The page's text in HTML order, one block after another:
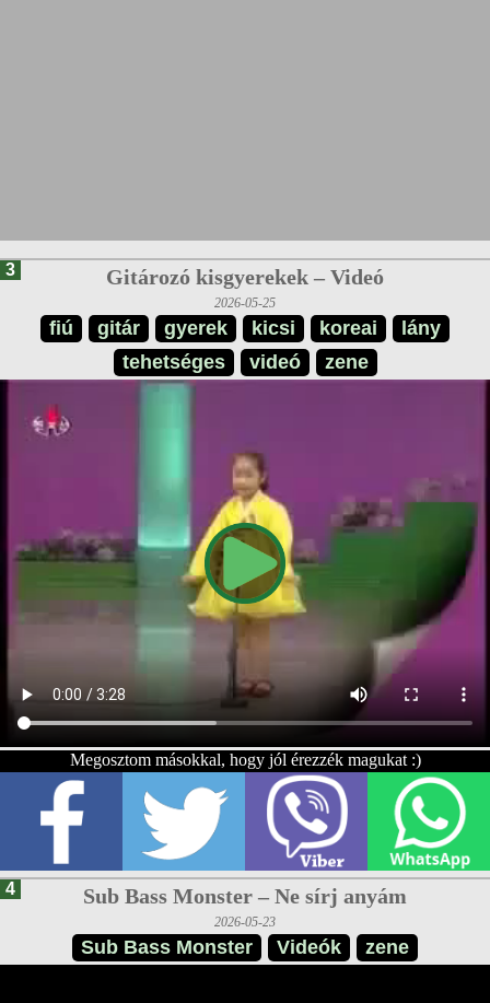
3 Gitározó kisgyerekek – Videó
2026-05-25
fiú gitár gyerek kicsi koreai
lány
tehetséges
videó zene
Megosztom másokkal, hogy jól érezzék magukat :)
4 Sub Bass Monster – Ne sírj anyám
2026-05-23
Sub Bass Monster Videók zene